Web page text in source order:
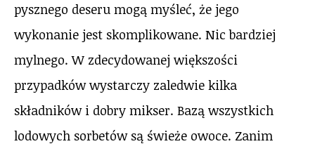
pysznego deseru mogą myśleć, że jego
wykonanie jest skomplikowane. Nic bardziej
mylnego. W zdecydowanej większości
przypadków wystarczy zaledwie kilka
składników i dobry mikser. Bazą wszystkich
lodowych sorbetów są świeże owoce. Zanim